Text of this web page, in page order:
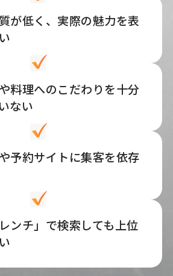
が低く、実際の魅力を表
料理へのこだわりを十分
ない
予約サイトに集客を依存
ンチ」で検索しても上位